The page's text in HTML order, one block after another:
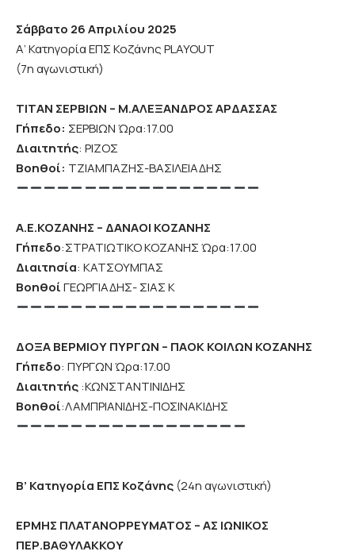
Σάββατο 26 Απριλίου 2025
Α’ Κατηγορία ΕΠΣ Κοζάνης PLAYOUT
(7η αγωνιστική)
ΤΙΤΑΝ ΣΕΡΒΙΩΝ – Μ.ΑΛΕΞΑΝΔΡΟΣ ΑΡΔΑΣΣΑΣ
Γήπεδο: ΣΕΡΒΙΩΝ Ώρα:17.00
Διαιτητής: ΡΙΖΟΣ
Βοηθοί: ΤΖΙΑΜΠΑΖΗΣ-ΒΑΣΙΛΕΙΑΔΗΣ
Α.Ε.ΚΟΖΑΝΗΣ – ΔΑΝΑΟΙ ΚΟΖΑΝΗΣ
Γήπεδο:ΣΤΡΑΤΙΩΤΙΚΟ ΚΟΖΑΝΗΣ Ώρα:17.00
Διαιτησία: ΚΑΤΣΟΥΜΠΑΣ
ΒοηθοίΓΕΩΡΓΙΑΔΗΣ- ΣΙΑΣ Κ
ΔΟΞΑ ΒΕΡΜΙΟΥ ΠΥΡΓΩΝ – ΠΑΟΚ ΚΟΙΛΩΝ ΚΟΖΑΝΗΣ
Γήπεδο: ΠΥΡΓΩΝ Ώρα:17.00
Διαιτητής:ΚΩΝΣΤΑΝΤΙΝΙΔΗΣ
Βοηθοί:ΛΑΜΠΡΙΑΝΙΔΗΣ-ΠΟΣΙΝΑΚΙΔΗΣ
Β’ Κατηγορία ΕΠΣ Κοζάνης (24η αγωνιστική)
ΕΡΜΗΣ ΠΛΑΤΑΝΟΡΡΕΥΜΑΤΟΣ – ΑΣ ΙΩΝΙΚΟΣ
ΠΕΡ.ΒΑΘΥΛΑΚΚΟΥ